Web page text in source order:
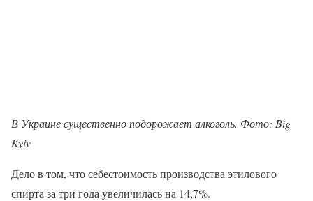
В Украине существенно подорожает алкоголь. Фото: Big
Kyiv
Дело в том, что себестоимость производства этилового
спирта за три года увеличилась на 14,7%.